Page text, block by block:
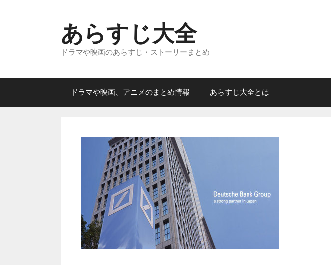
ス
ッ
あらすじ大全
ドラマや映画のあらすじ・ストーリーまとめ
ドラマや映画、アニメのまとめ情報 あらすじ大全とは